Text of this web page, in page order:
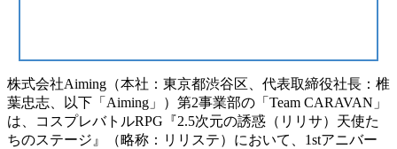
株式会社Aiming（本社：東京都渋谷区、代表取締役社長：椎
葉忠志、以下「Aiming」）第2事業部の「Team CARAVAN」
は、コスプレバトルRPG『2.5次元の誘惑（リリサ）天使た
ちのステージ』（略称：リリステ）において、1stアニバー